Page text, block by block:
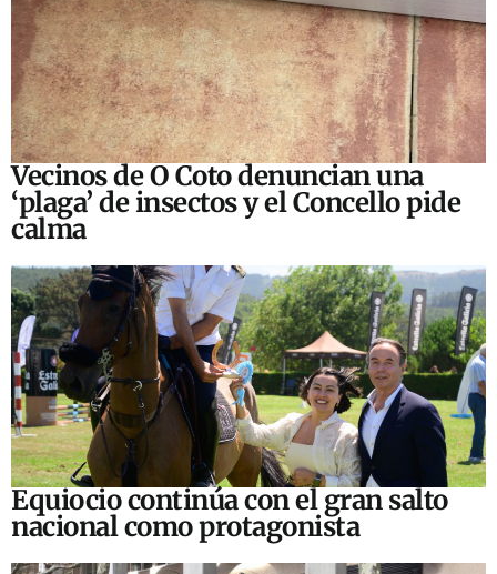
Vecinos de O Coto denuncian una
‘plaga’ de insectos y el Concello pide
calma
Equiocio continúa con el gran salto
nacional como protagonista